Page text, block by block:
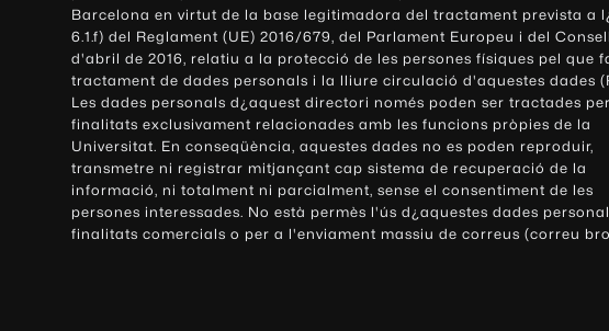
Barcelona en virtut de la base legitimadora del tractament prevista a
6.1.f) del Reglament (UE) 2016/679, del Parlament Europeu i del
d'abril de 2016, relatiu a la protecció de les persones físiques pel que
tractament de dades personals i la lliure circulació d'aquestes dades
Les dades personals d¿aquest directori només poden ser tractades
finalitats exclusivament relacionades amb les funcions pròpies de la
Universitat. En conseqüència, aquestes dades no es poden reproduir,
transmetre ni registrar mitjançant cap sistema de recuperació de la
informació, ni totalment ni parcialment, sense el consentiment de les
persones interessades. No està permès l'ús d¿aquestes dades
finalitats comercials o per a l'enviament massiu de correus (correu